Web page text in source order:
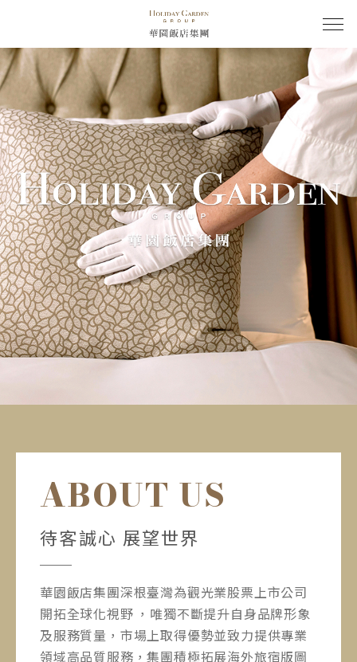
ABOUT US
待客誠心 展望世界
華園飯店集團深根臺灣為觀光業股票上市公司
開拓全球化視野 ，唯獨不斷提升自身品牌形象
及服務質量，市場上取得優勢並致力提供專業
領域高品質服務，集團積極拓展海外旅宿版圖